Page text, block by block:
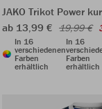
JAKO Trikot Power
ab 13,99 € 19,99 €
In 16
verschiedenen
Farben
erhältlich
In 16
Farben
erhältlich